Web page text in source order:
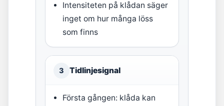
Intensiteten på klådan säger
inget om hur många löss
som finns
3 Tidlinjesignal
Första gången: klåda kan